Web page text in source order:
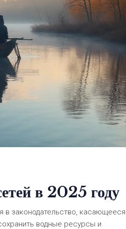
в 2025 году
в законодательство, касающееся
водные ресурсы и